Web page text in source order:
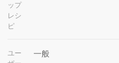
ップ
レシ
ピ
ユー
一般